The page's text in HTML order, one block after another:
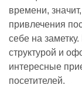
времени,
привлечения
себе на
структурой и
интересные
посетителей.